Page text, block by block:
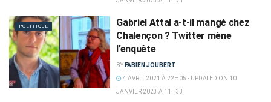
POLITIQUE
Gabriel Attal a-t-il mangé chez
Chalençon ? Twitter mène
l’enquête
BY FABIEN JOUBERT
4 AVRIL 2021 À 22H05 - UPDATED ON 10
JANVIER 2023 À 11H33